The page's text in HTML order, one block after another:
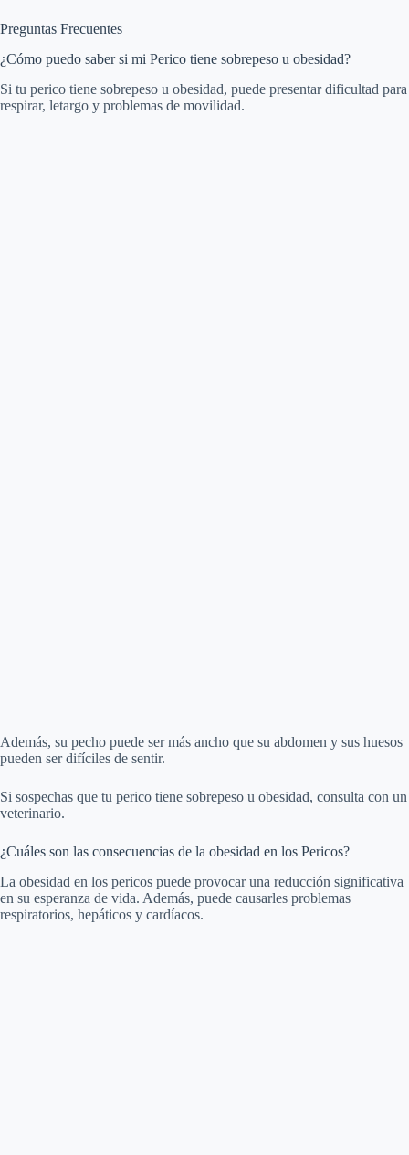
Preguntas Frecuentes
¿Cómo puedo saber si mi Perico tiene sobrepeso u obesidad?
Si tu perico tiene sobrepeso u obesidad, puede presentar dificultad para
respirar, letargo y problemas de movilidad.
Además, su pecho puede ser más ancho que su abdomen y sus huesos
pueden ser difíciles de sentir.
Si sospechas que tu perico tiene sobrepeso u obesidad, consulta con un
veterinario.
¿Cuáles son las consecuencias de la obesidad en los Pericos?
La obesidad en los pericos puede provocar una reducción significativa
en su esperanza de vida. Además, puede causarles problemas
respiratorios, hepáticos y cardíacos.